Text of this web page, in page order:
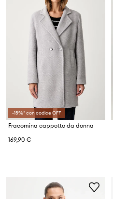
-15%* con codice OFF
Fracomina cappotto da donna
169,90 €